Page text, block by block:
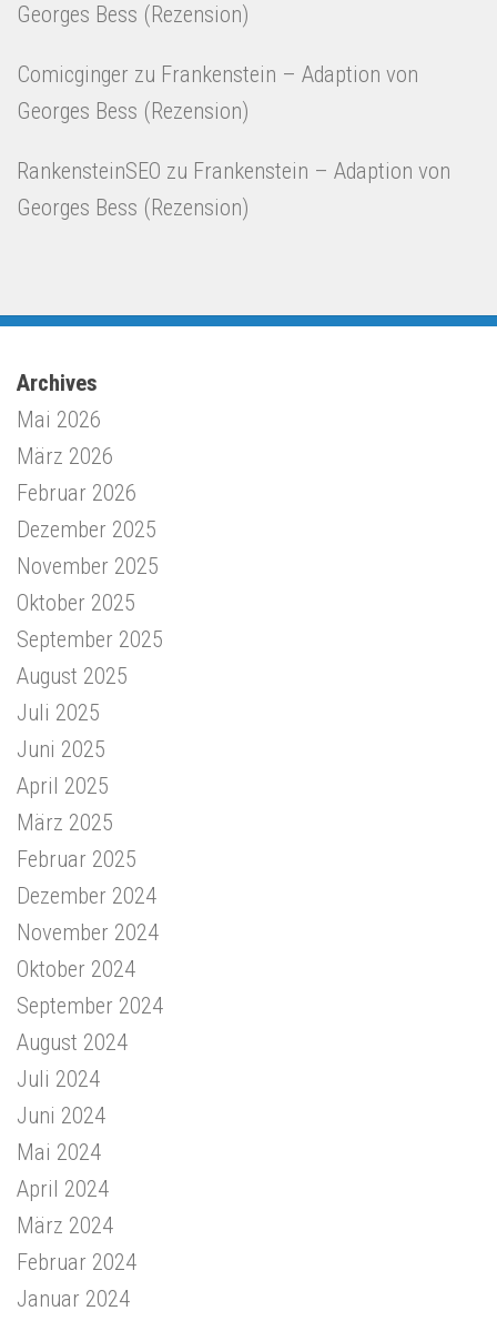
Georges Bess (Rezension)
Comicginger zu Frankenstein – Adaption von
Georges Bess (Rezension)
RankensteinSEO zu Frankenstein – Adaption von
Georges Bess (Rezension)
Archives
Mai 2026
März 2026
Februar 2026
Dezember 2025
November 2025
Oktober 2025
September 2025
August 2025
Juli 2025
Juni 2025
April 2025
März 2025
Februar 2025
Dezember 2024
November 2024
Oktober 2024
September 2024
August 2024
Juli 2024
Juni 2024
Mai 2024
April 2024
März 2024
Februar 2024
Januar 2024